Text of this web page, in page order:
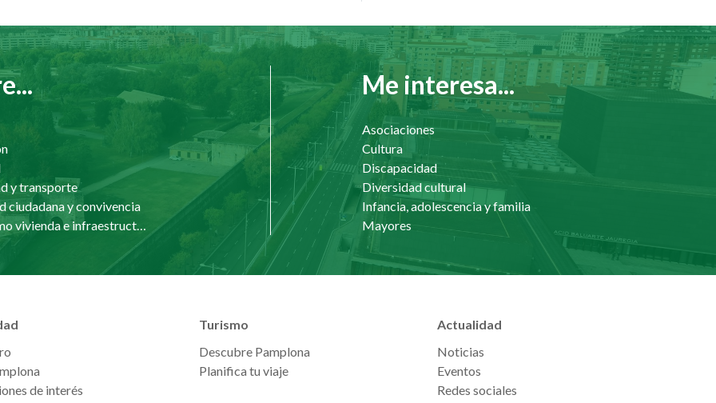
y transporte
ciudadana y convivencia
Me interesa...
Asociaciones
Cultura
Discapacidad
Diversidad cultural
Infancia, adolescencia y familia
Mayores
de interés
Turismo
Descubre Pamplona
Planifica tu viaje
Actualidad
Noticias
Eventos
Redes sociales